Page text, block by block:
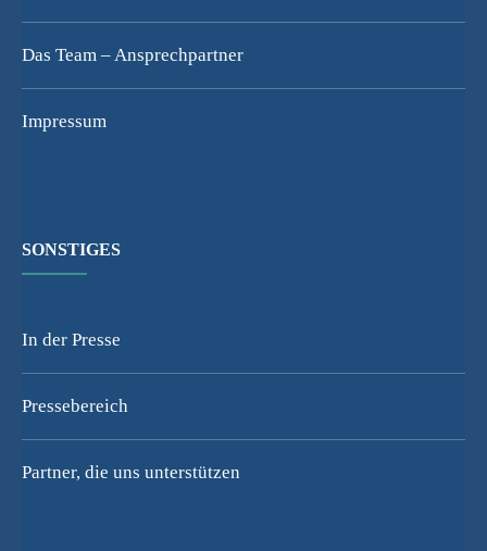
Das Team – Ansprechpartner
Impressum
SONSTIGES
In der Presse
Pressebereich
Partner, die uns unterstützen